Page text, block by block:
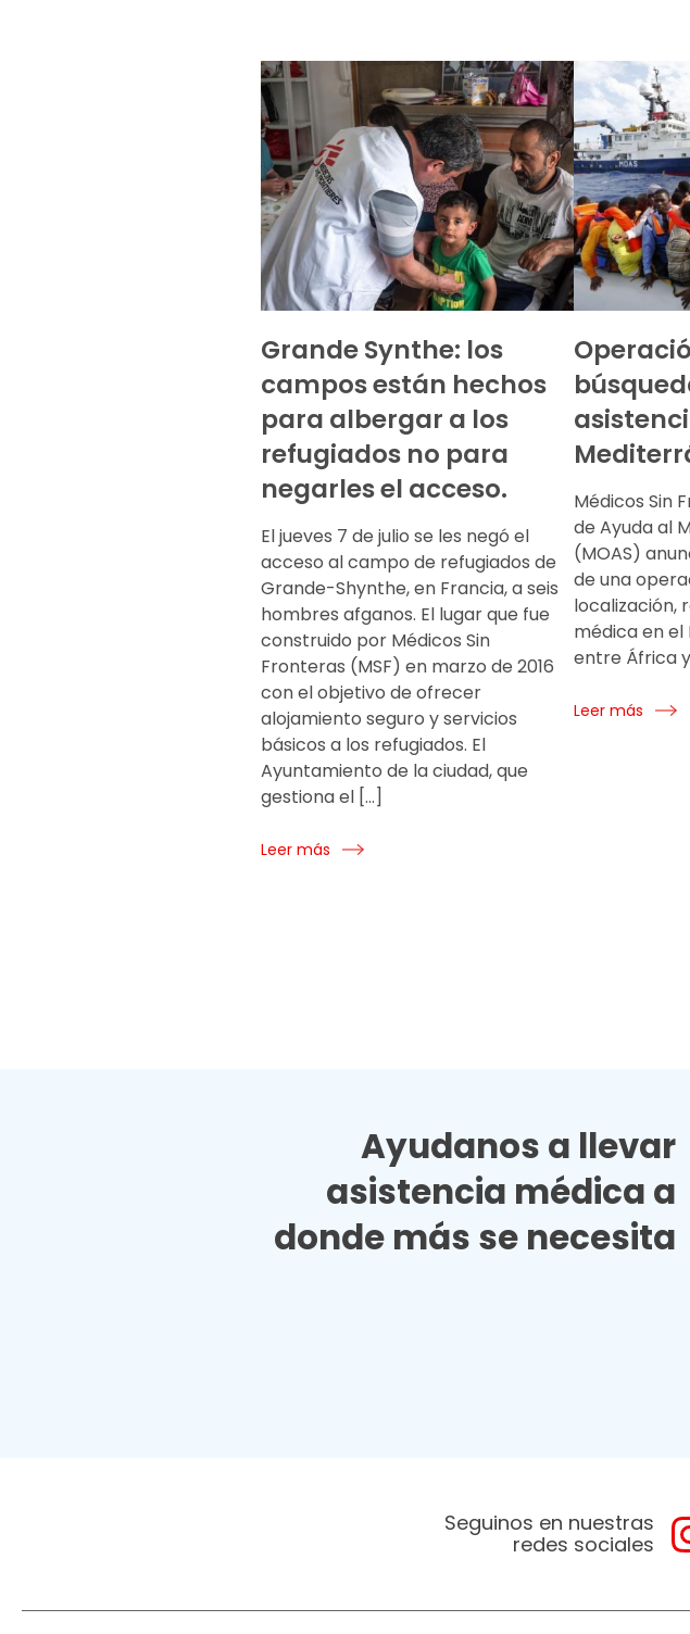
Grande Synthe: los
campos están hechos
para albergar a los
refugiados no para
negarles el acceso.
El jueves 7 de julio se les negó el
acceso al campo de refugiados de
Grande-Shynthe, en Francia, a seis
hombres afganos. El lugar que fue
construido por Médicos Sin
Fronteras (MSF) en marzo de 2016
con el objetivo de ofrecer
alojamiento seguro y servicios
básicos a los refugiados. El
Ayuntamiento de la ciudad, que
gestiona el […]
Leer más
Médicos Sin
de Ayuda al
(MOAS)
de una
localización,
médica en
entre África
Leer más
Ayudanos a llevar
asistencia médica a
donde más se necesita
Seguinos en nuestras
redes sociales